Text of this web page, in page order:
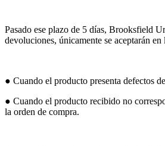
Pasado ese plazo de 5 días, Brooksfield
devoluciones, únicamente se aceptarán en
● Cuando el producto presenta defectos
● Cuando el producto recibido no
la orden de compra.